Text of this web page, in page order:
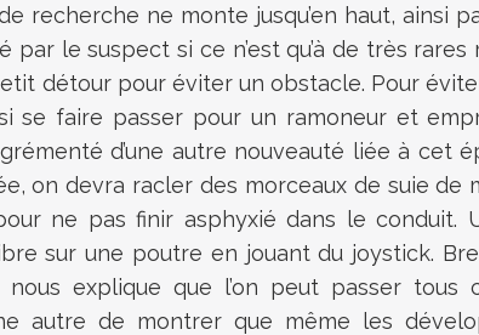
recherche ne monte jusqu’en haut, ainsi
par le suspect si ce n’est qu’à de très
détour pour éviter un obstacle. Pour
se faire passer pour un ramoneur et
d’une autre nouveauté liée à cet
on devra racler des morceaux de suie de
ne pas finir asphyxié dans le conduit.
sur une poutre en jouant du joystick.
nous explique que l’on peut passer tous
autre de montrer que même les